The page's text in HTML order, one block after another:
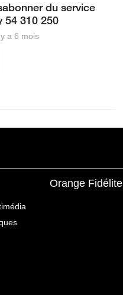
du service
54 310 250
a 6 mois
Orange Fidélite